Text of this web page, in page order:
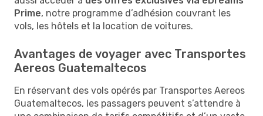
Prime, notre programme d’adhésion couvrant les
vols, les hôtels et la location de voitures.
Avantages de voyager avec Transportes
Aereos Guatemaltecos
En réservant des vols opérés par Transportes Aereos
Guatemaltecos, les passagers peuvent s’attendre à